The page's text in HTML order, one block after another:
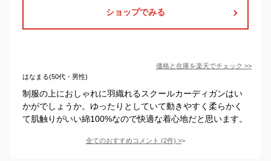
ショップでみる
価格と在庫を楽天でチェック >>
はなまる(50代・男性)
制服の上におしゃれに羽織れるスクールカーディガンはい
かがでしょうか。ゆったりとしていて動きやすく柔らかく
て肌触りがいい綿100%なので快適な着心地だと思います。
全てのおすすめコメント (2件) >